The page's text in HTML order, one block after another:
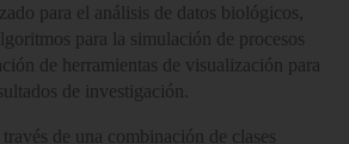
para el análisis de datos biológicos,
para la simulación de procesos
de herramientas de visualización para
de investigación.
de una combinación de clases